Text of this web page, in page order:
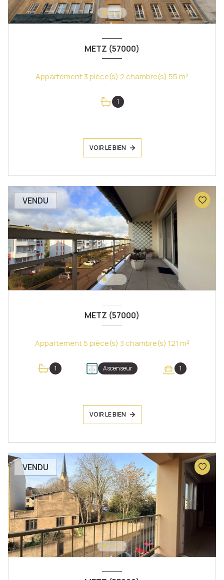
METZ (57000)
Appartement 3 pièce(s) 2 chambre(s) 55 m²
1
VOIR LE BIEN
VENDU
METZ (57000)
Appartement 5 pièce(s) 3 chambre(s) 121 m²
1 Ascenseur 1
VOIR LE BIEN
VENDU